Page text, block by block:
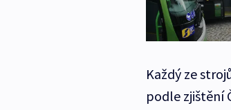
Každý ze
podle zjištění